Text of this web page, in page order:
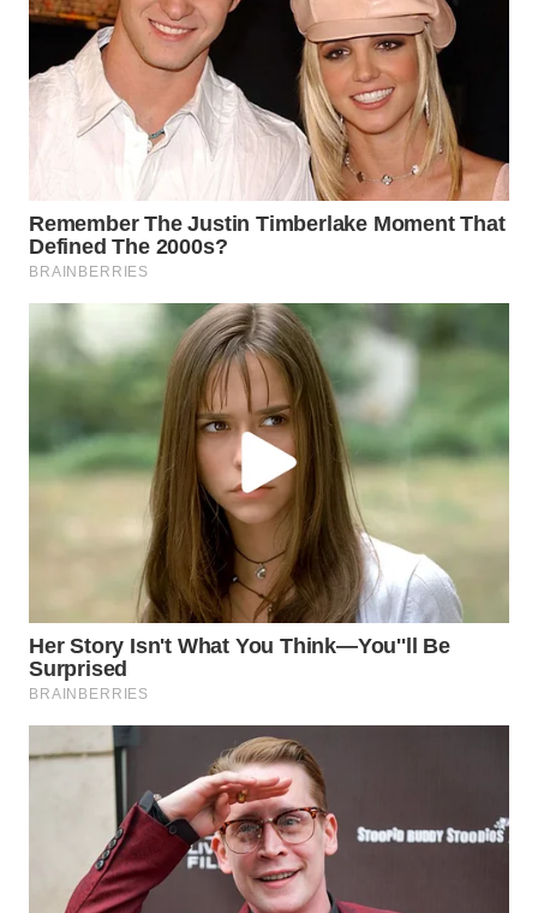
WAHANANEWS
NET
WAHANA
WAHANA
UMKM
WAHANA
SELEB
WAHANA
WAHANA
DESA